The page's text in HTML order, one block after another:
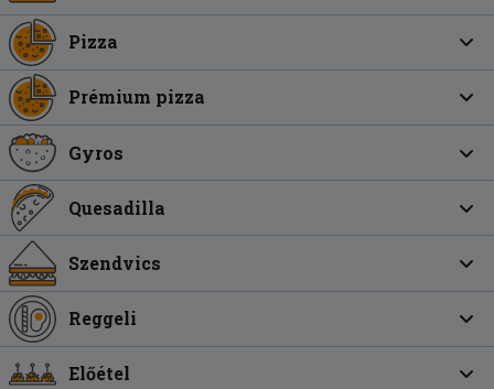
Pizza
Prémium pizza
Gyros
Quesadilla
Szendvics
Reggeli
Előétel